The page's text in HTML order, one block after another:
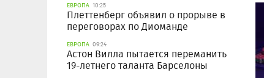
ЕВРОПА 10:25
Плеттенберг объявил о прорыве в
переговорах по Диоманде
ЕВРОПА 09:24
Астон Вилла пытается переманить
19-летнего таланта Барселоны